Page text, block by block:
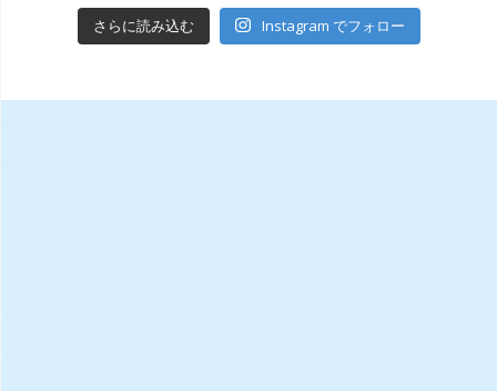
さらに読み込む Instagram でフォロー